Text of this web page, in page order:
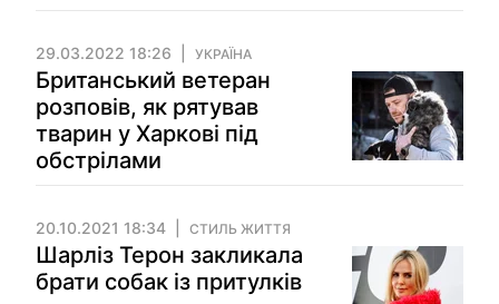
29.03.2022 18:26 УКРАЇНА
Британський ветеран
розповів, як рятував
тварин у Харкові під
обстрілами
20.10.2021 18:34 СТИЛЬ ЖИТТЯ
Шарліз Терон закликала
брати собак із притулків